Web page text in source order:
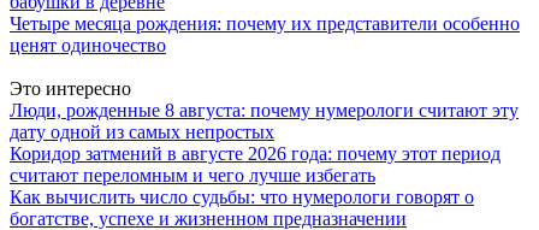
Четыре месяца рождения: почему их представители особенно
ценят одиночество
Это интересно
Люди, рожденные 8 августа: почему нумерологи считают эту
дату одной из самых непростых
Коридор затмений в августе 2026 года: почему этот период
считают переломным и чего лучше избегать
Как вычислить число судьбы: что нумерологи говорят о
богатстве, успехе и жизненном предназначении